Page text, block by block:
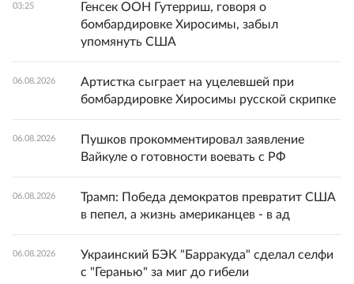
03:25
Генсек ООН Гутерриш, говоря о
бомбардировке Хиросимы, забыл
упомянуть США
06.08.2026
Артистка сыграет на уцелевшей при
бомбардировке Хиросимы русской скрипке
06.08.2026
Пушков прокомментировал заявление
Вайкуле о готовности воевать с РФ
06.08.2026
Трамп: Победа демократов превратит США
в пепел, а жизнь американцев - в ад
06.08.2026
Украинский БЭК "Барракуда" сделал селфи
с "Геранью" за миг до гибели